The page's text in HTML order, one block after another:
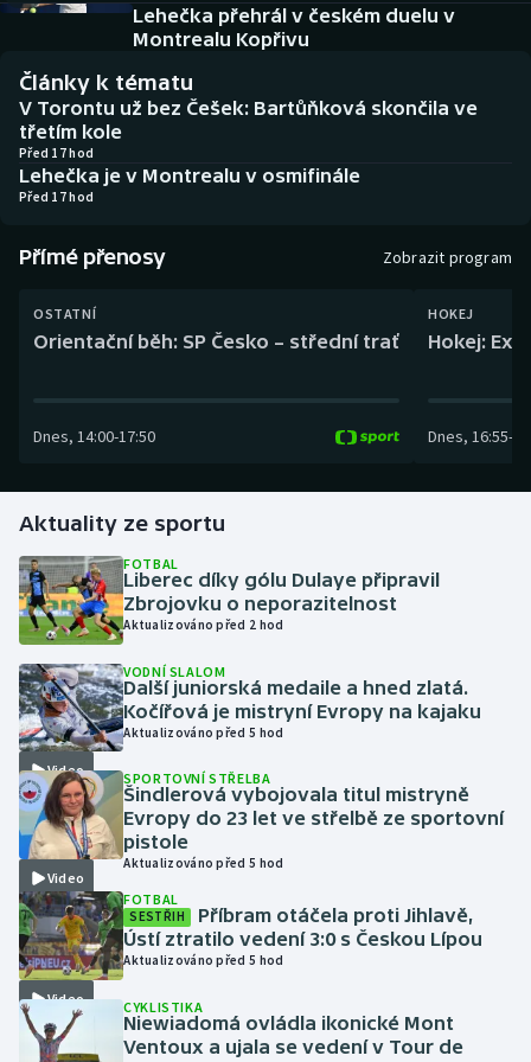
Baseball a softbal
Basketbal
Biatlon
Boby a skeleton
Box
Curling
Golf
Gymnastika
Házená
Jezdectví
Judo
Krasobruslení
Lezení
Lyže a snowboard
Moderní pětiboj
Motorsport
Soutěže
Historické návraty
Aplikace ČT sport
AZ kvíz
Lehečka přehrál v českém duelu v
Montrealu Kopřivu
Články k tématu
V Torontu už bez Češek: Bartůňková skončila ve
třetím kole
Před 17 hod
Lehečka je v Montrealu v osmifinále
Před 17 hod
Přímé přenosy Zobrazit program
OSTATNÍ
Orientační běh: SP Česko – střední trať
Dnes, 14:00-17:50
HOKEJ
Hokej:
Dnes, 16:55-
Aktuality ze sportu
FOTBAL
Liberec díky gólu Dulaye připravil
Zbrojovku o neporazitelnost
Aktualizováno před 2 hod
Video
VODNÍ SLALOM
Další juniorská medaile a hned zlatá.
Kočířová je mistryní Evropy na kajaku
Aktualizováno před 5 hod
Video
SPORTOVNÍ STŘELBA
Šindlerová vybojovala titul mistryně
Evropy do 23 let ve střelbě ze sportovní
pistole
Aktualizováno před 5 hod
Video
FOTBAL
SESTŘIH
Příbram otáčela proti Jihlavě,
Ústí ztratilo vedení 3:0 s Českou Lípou
Aktualizováno před 5 hod
CYKLISTIKA
Niewiadomá ovládla ikonické Mont
Ventoux a ujala se vedení v Tour de